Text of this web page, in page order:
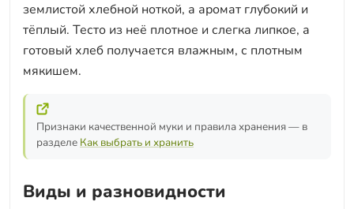
землистой хлебной ноткой, а аромат глубокий и
тёплый. Тесто из неё плотное и слегка липкое, а
готовый хлеб получается влажным, с плотным
мякишем.
Признаки качественной муки и правила хранения — в
разделе Как выбрать и хранить
Виды и разновидности